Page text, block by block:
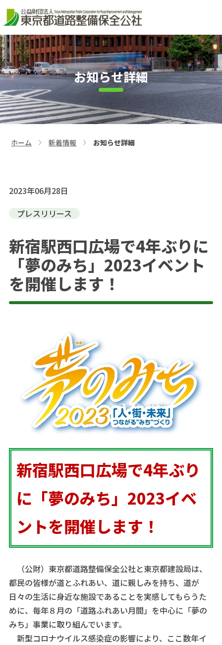
お知らせ詳細
ホーム
新着情報
お知らせ詳細
2023年06月28日
プレスリリース
新宿駅西口広場で4年ぶりに
「夢のみち」2023イベント
を開催します！
新宿駅西口広場で4年ぶり
に「夢のみち」2023イベ
ントを開催します！
（公財）東京都道路整備保全公社と東京都建設局は、
都民の皆様が道とふれあい、道に親しみを持ち、道が
日々の生活に身近な施設であることを実感してもらうた
めに、毎年８月の「道路ふれあい月間」を中心に「夢の
みち」事業に取り組んでいます。
新型コロナウイルス感染症の影響により、ここ数年イ